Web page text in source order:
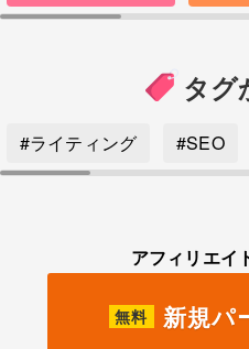
タグ
#ライティング #SEO
アフィリエイ
無料 新規パ